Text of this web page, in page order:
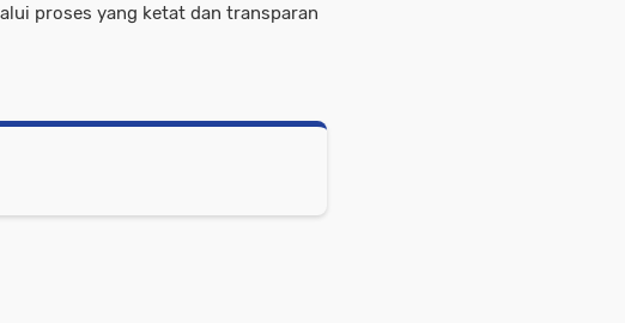
proses yang ketat dan transparan